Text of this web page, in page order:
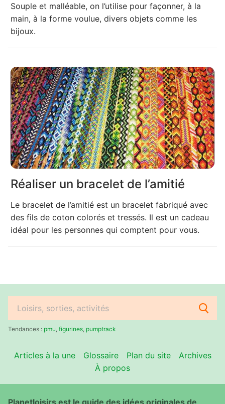
Souple et malléable, on l’utilise pour façonner, à la
main, à la forme voulue, divers objets comme les
bijoux.
Réaliser un bracelet de l’amitié
Le bracelet de l’amitié est un bracelet fabriqué avec
des fils de coton colorés et tressés. Il est un cadeau
idéal pour les personnes qui comptent pour vous.
Rechercher
:Tendances : pmu figurines pumptrack
Articles à la une Glossaire Plan du site
Archives
À propos